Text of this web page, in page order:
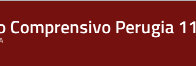
Perugia 11